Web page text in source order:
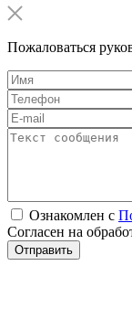
Пожаловаться
Ознакомлен с
Согласен на
Отправить